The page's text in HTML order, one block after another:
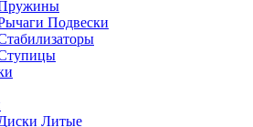
Подвески
Литые